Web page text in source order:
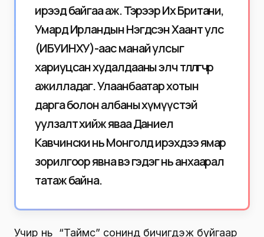
ирээд байгаа аж. Тэрээр Их Британи,
Умард Ирландын Нэгдсэн Хаант улс
(ИБУИНХУ)-аас манай улсыг
хариуцсан худалдааны элч төлөөлөгчөөр
ажилладаг. Улаанбаатар хотын
дарга болон албаны хүмүүстэй
уулзалт хийж яваа Даниел
Кавчински нь Монголд ирэхдээ ямар
зорилгоор явна вэ гэдэг нь анхаарал
татаж байна.
Учир нь “Таймс” сонинд бичигдэж буйгаар